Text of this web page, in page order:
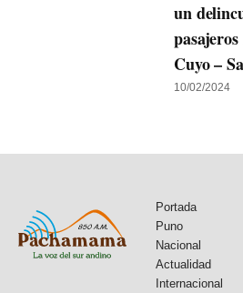
un
Cuyo –
10/02/2024
Portada
Puno
Nacional
Actualidad
Internacional